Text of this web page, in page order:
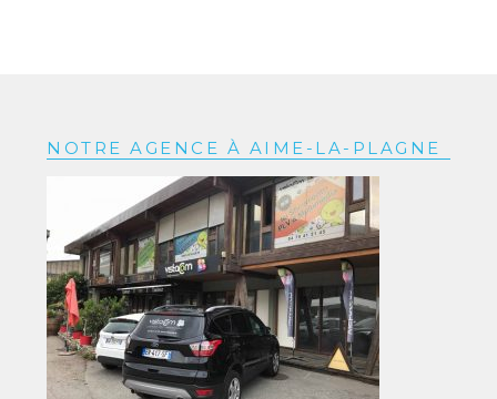
NOTRE AGENCE À AIME-LA-PLAGNE